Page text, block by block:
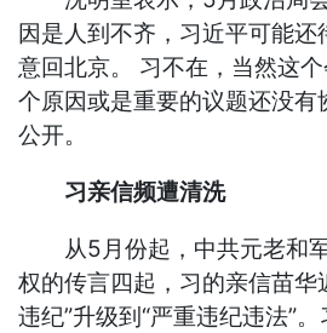
因是人到不齐，习近平可能
意回北京。 习不在，当然这
个原因或是重要的议题还没有
公开。
习亲信频遭清洗
从5月份起，中共元老和军
权的传言四起，习的亲信苗华
违纪”升级到“严重违纪违法”